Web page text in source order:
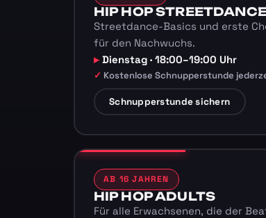
HIP HOP STREETDANCE
Streetdance-Basics und erste
für den Nachwuchs.
Dienstag · 18:00–19:00 Uhr
Kostenlose Schnupperstunde
Schnupperstunde sichern
AB 16 JAHREN
HIP HOP ADULTS
Für alle Erwachsenen, die der